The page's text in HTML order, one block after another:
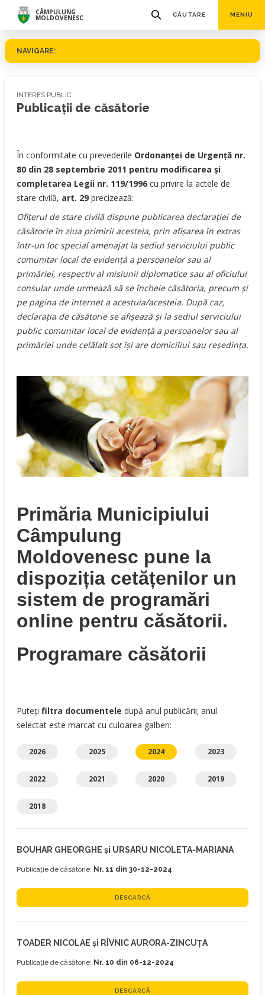
CÂMPULUNG
MOLDOVENESC CĂUTARE MENIU
NAVIGARE:
INTERES PUBLIC
Publicații de căsătorie
În conformitate cu prevederile Ordonanţei de Urgenţă nr.
80 din 28 septembrie 2011 pentru modificarea şi
completarea Legii nr. 119/1996 cu privire la actele de
stare civilă, art. 29 precizează:
Ofiţerul de stare civilă dispune publicarea declaraţiei de
căsătorie în ziua primirii acesteia, prin afişarea în extras
într-un loc special amenajat la sediul serviciului public
comunitar local de evidenţă a persoanelor sau al
primăriei, respectiv al misiunii diplomatice sau al oficiului
consular unde urmează să se încheie căsătoria, precum şi
pe pagina de internet a acestuia/acesteia. După caz,
declaraţia de căsătorie se afişează şi la sediul serviciului
public comunitar local de evidenţă a persoanelor sau al
primăriei unde celălalt soţ îşi are domiciliul sau reşedinţa.
Primăria Municipiului
Câmpulung
Moldovenesc pune la
dispoziția cetățenilor un
sistem de programări
online pentru căsătorii.
Programare căsătorii
Puteți filtra documentele după anul publicării; anul
selectat este marcat cu culoarea galben:
2026 2025 2024 2023
2022 2021 2020 2019
2018
BOUHAR GHEORGHE și URSARU NICOLETA-MARIANA
Publicație de căsătorie: Nr. 11 din 30-12-2024
DESCARCĂ
TOADER NICOLAE și RÎVNIC AURORA-ZINCUȚA
Publicație de căsătorie: Nr. 10 din 06-12-2024
DESCARCĂ